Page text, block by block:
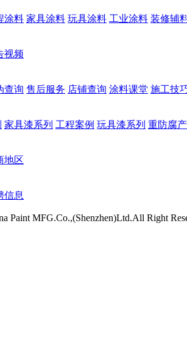
涂料 家具涂料 玩具涂料 工业涂料 装修辅
视频
查询 售后服务 店铺查询 涂料课堂 施工技
家具漆系列 工程案例 玩具漆系列 重防腐
地区
信息
Paint MFG.Co.,(Shenzhen)Ltd.All Right